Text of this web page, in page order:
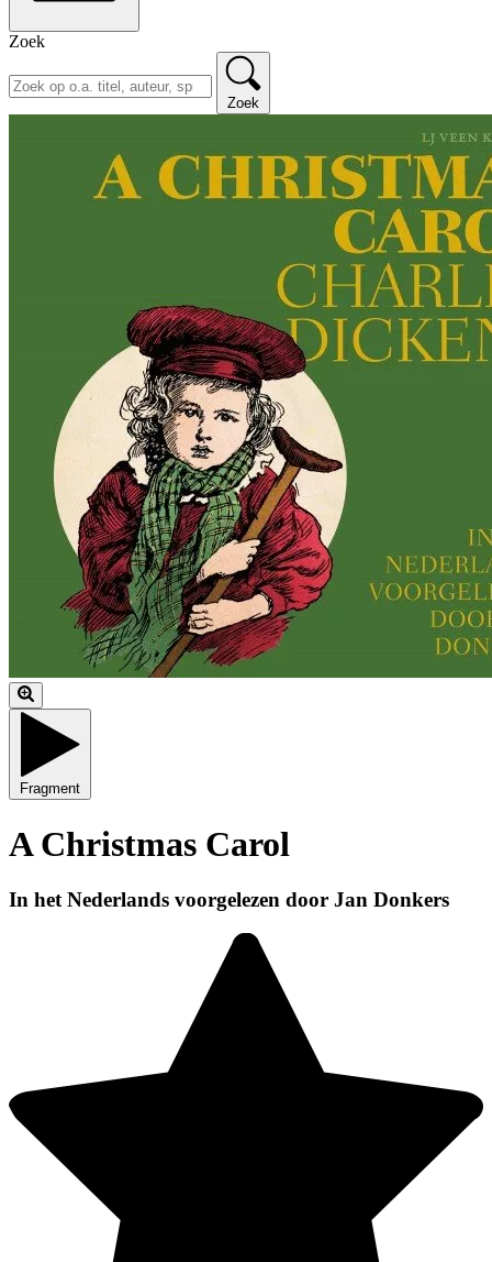
Zoek
Zoek
Fragment
A Christmas Carol
In het Nederlands voorgelezen door Jan Donkers